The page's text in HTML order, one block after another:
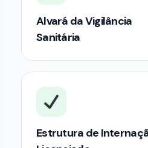
Alvará da Vigilância
Sanitária
Estrutura de